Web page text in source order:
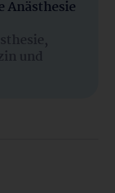
Anästhesie
und